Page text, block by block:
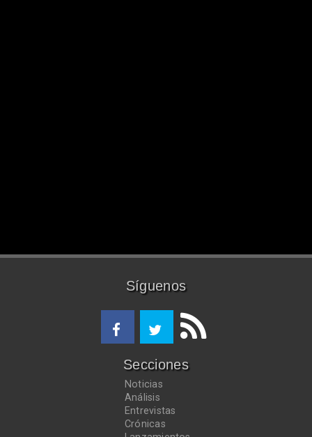
Síguenos
Secciones
Noticias
Análisis
Entrevistas
Crónicas